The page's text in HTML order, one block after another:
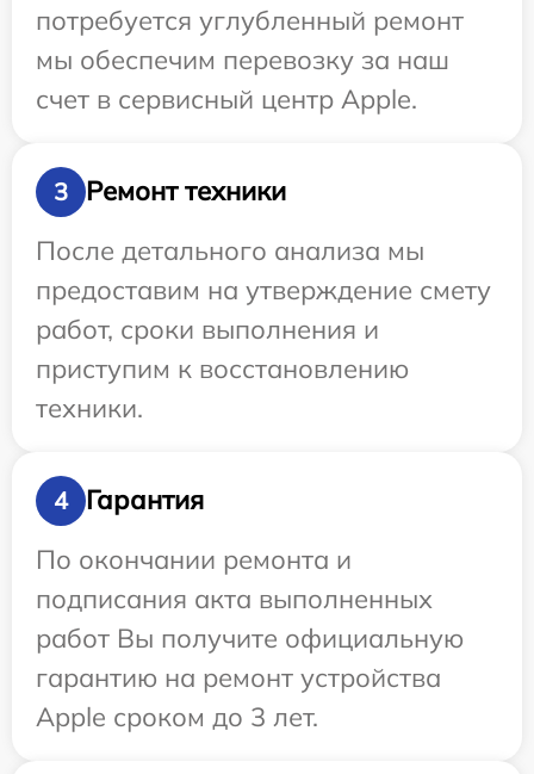
потребуется углубленный ремонт
мы обеспечим перевозку за наш
счет в сервисный центр Apple.
3
Ремонт техники
После детального анализа мы
предоставим на утверждение смету
работ, сроки выполнения и
приступим к восстановлению
техники.
4
Гарантия
По окончании ремонта и
подписания акта выполненных
работ Вы получите официальную
гарантию на ремонт устройства
Apple сроком до 3 лет.